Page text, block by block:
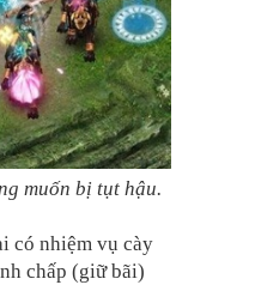
muốn bị tụt hậu.
có nhiệm vụ cày
chấp (giữ bãi)